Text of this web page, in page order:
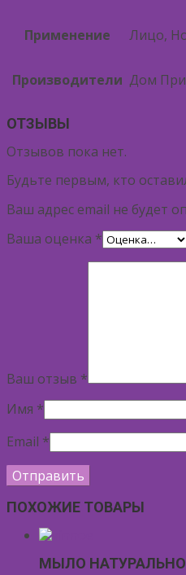
Применение Лицо,
Производители Дом
ОТЗЫВЫ
Отзывов пока нет.
Будьте первым, кто
Ваш адрес email не будет
Ваша оценка *
Ваш отзыв *
Имя *
Email *
ПОХОЖИЕ ТОВАРЫ
МЫЛО